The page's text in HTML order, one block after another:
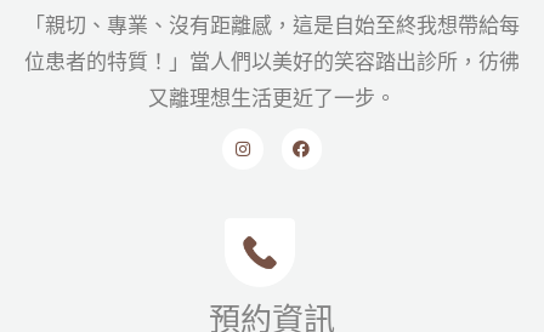
「親切、專業、沒有距離感，這是自始至終我想帶給每
位患者的特質！」當人們以美好的笑容踏出診所，彷彿
又離理想生活更近了一步。
預約資訊